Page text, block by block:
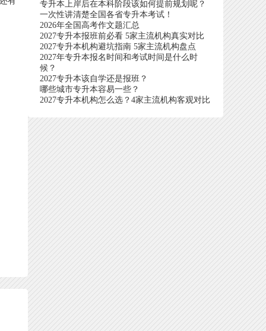
专升本上岸后在本科阶段该如何提前规划呢？
一次性讲清楚全国各省专升本考试！
2026年全国高考作文题汇总
2027专升本报班前必看 5家主流机构真实对比
2027专升本机构避坑指南 5家主流机构盘点
2027年专升本报名时间和考试时间是什么时
候？
2027专升本该自学还是报班？
哪些城市专升本容易一些？
2027专升本机构怎么选？4家主流机构客观对比